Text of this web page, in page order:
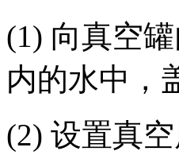
(1) 向真空
内的水中，
(2) 设置真